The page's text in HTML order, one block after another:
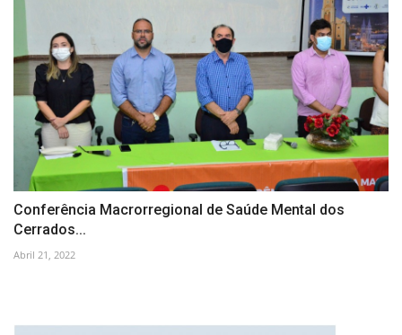
Conferência Macrorregional de Saúde Mental dos
Cerrados...
Abril 21, 2022